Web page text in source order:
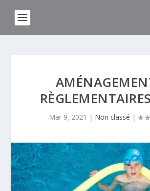
Mar 9, 2021 | Non classé |